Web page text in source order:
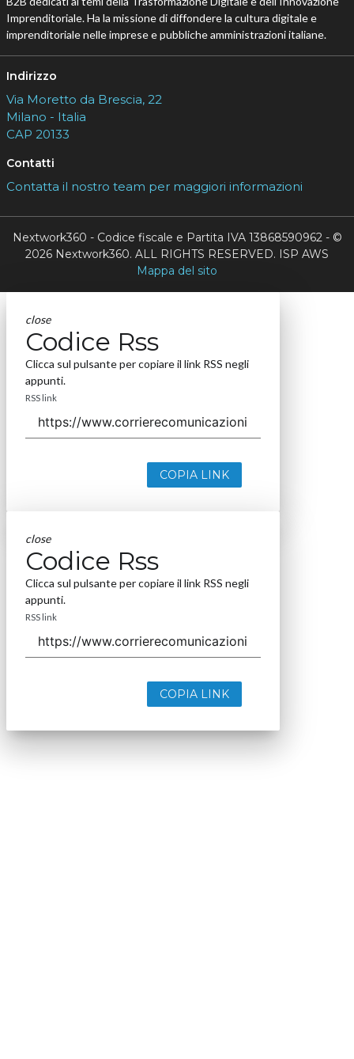
Imprenditoriale. Ha la missione di diffondere la cultura digitale e
imprenditoriale nelle imprese e pubbliche amministrazioni italiane.
Indirizzo
Via Moretto da Brescia, 22
Milano - Italia
CAP 20133
Contatti
Contatta il nostro team per maggiori informazioni
Nextwork360 - Codice fiscale e Partita IVA 13868590962 - ©
2026 Nextwork360. ALL RIGHTS RESERVED. ISP AWS
Mappa del sito
close
Codice Rss
Clicca sul pulsante per copiare il link RSS negli
appunti.
RSS link
COPIA LINK
close
Codice Rss
Clicca sul pulsante per copiare il link RSS negli
appunti.
RSS link
COPIA LINK